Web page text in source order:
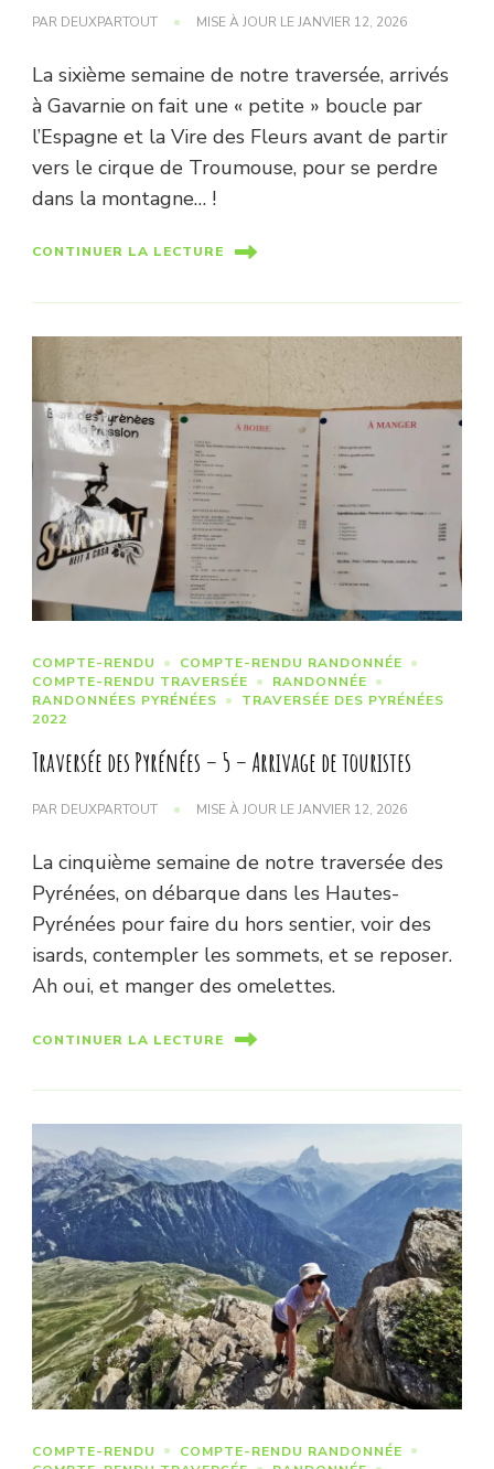
PAR DEUXPARTOUT MISE À JOUR LEJANVIER 12, 2026
La sixième semaine de notre traversée, arrivés
à Gavarnie on fait une « petite » boucle par
l’Espagne et la Vire des Fleurs avant de partir
vers le cirque de Troumouse, pour se perdre
dans la montagne… !
CONTINUER LA LECTURE
COMPTE-RENDU
COMPTE-RENDU RANDONNÉE
COMPTE-RENDU TRAVERSÉE
RANDONNÉE
RANDONNÉES PYRÉNÉES
TRAVERSÉE DES PYRÉNÉES
2022
Traversée des Pyrénées – 5 – Arrivage de touristes
PAR DEUXPARTOUT MISE À JOUR LEJANVIER 12, 2026
La cinquième semaine de notre traversée des
Pyrénées, on débarque dans les Hautes-
Pyrénées pour faire du hors sentier, voir des
isards, contempler les sommets, et se reposer.
Ah oui, et manger des omelettes.
CONTINUER LA LECTURE
COMPTE-RENDU
COMPTE-RENDU RANDONNÉE